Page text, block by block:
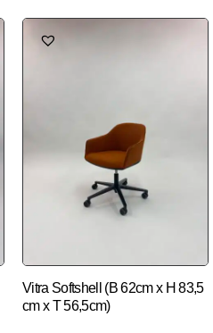
Vitra Softshell (B 62cm x H 83,5
cm x T 56,5cm)